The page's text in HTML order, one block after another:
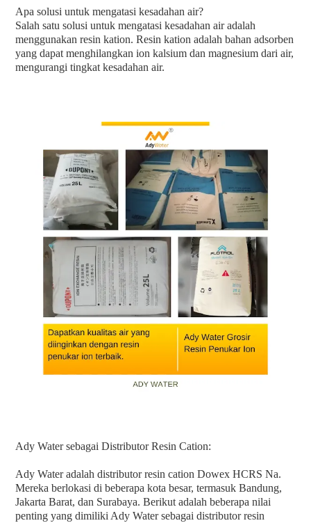
Apa solusi untuk mengatasi kesadahan air?
Salah satu solusi untuk mengatasi kesadahan air adalah
menggunakan resin kation. Resin kation adalah bahan adsorben
yang dapat menghilangkan ion kalsium dan magnesium dari air,
mengurangi tingkat kesadahan air.
Ady Water sebagai Distributor Resin Cation:
Ady Water adalah distributor resin cation Dowex HCRS Na.
Mereka berlokasi di beberapa kota besar, termasuk Bandung,
Jakarta Barat, dan Surabaya. Berikut adalah beberapa nilai
penting yang dimiliki Ady Water sebagai distributor resin